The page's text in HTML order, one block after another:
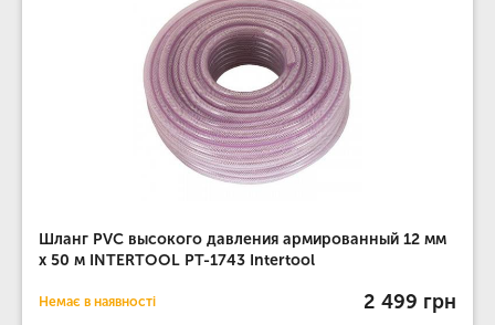
Шланг PVC высокого давления армированный 12 мм
x 50 м INTERTOOL PT-1743 Intertool
Немає в наявності 2 499 грн